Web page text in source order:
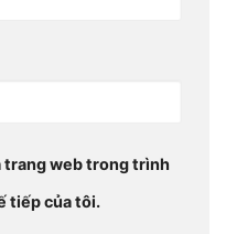
trang web trong trình
tiếp của tôi.